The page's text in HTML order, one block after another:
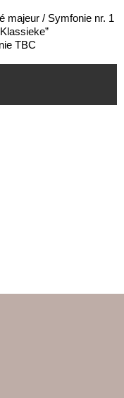
majeur / Symfonie nr. 1
TBC